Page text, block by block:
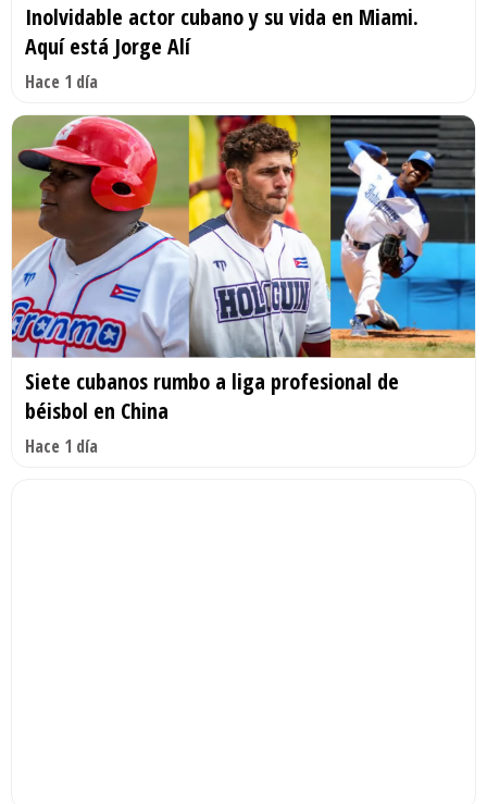
Inolvidable actor cubano y su vida en Miami.
Aquí está Jorge Alí
Hace 1 día
Siete cubanos rumbo a liga profesional de
béisbol en China
Hace 1 día